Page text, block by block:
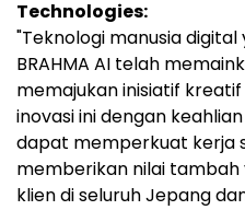
Technologies:
"Teknologi manusia
BRAHMA AI telah
memajukan inisiatif
inovasi ini dengan
dapat memperkuat kerja
memberikan nilai
klien di seluruh Jepang